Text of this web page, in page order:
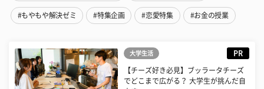
#もやもや解決ゼミ #特集企画 #恋愛特集 #お金の授業
大学生活 PR
【チーズ好き必見】ブッラータチーズ
でどこまで広がる？ 大学生が挑んだ自